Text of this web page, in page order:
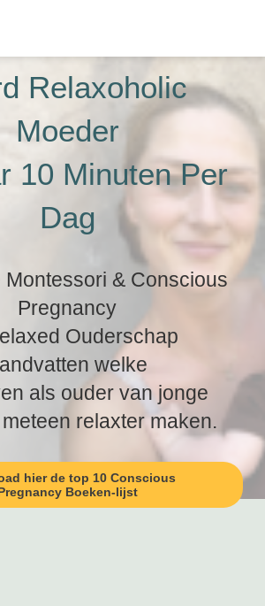
Relaxoholic
Moeder
10 Minuten Per
Dag
Montessori & Conscious
Pregnancy
Ouderschap
welke
als ouder van jonge
relaxter maken.
hier de top 10 Conscious
Boeken-lijst